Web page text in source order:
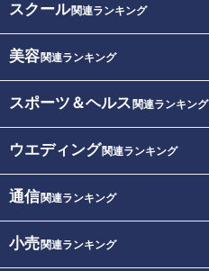
スクール関連ランキング
美容関連ランキング
スポーツ＆ヘルス 関連ランキング
ウエディング関連ランキング
通信関連ランキング
小売関連ランキング